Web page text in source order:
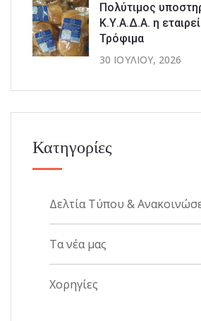
Πολύτιμος
Κ.Υ.Α.Δ.Α. η
Τρόφιμα
30 ΙΟΥΛΊΟΥ, 2026
Κατηγορίες
Δελτία Τύπου &
Τα νέα μας
Χορηγίες